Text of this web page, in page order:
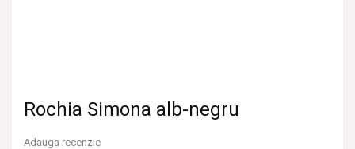
Rochia Simona alb-negru
Adauga recenzie